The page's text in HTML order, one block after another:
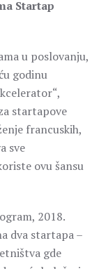
Startap
u poslovanju,
godinu
startapove
francuskih,
sve
ovu šansu
2018.
dva startapa –
gde